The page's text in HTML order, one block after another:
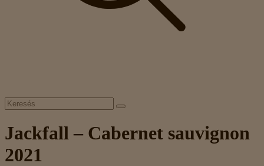
Jackfall – Cabernet sauvignon
2021